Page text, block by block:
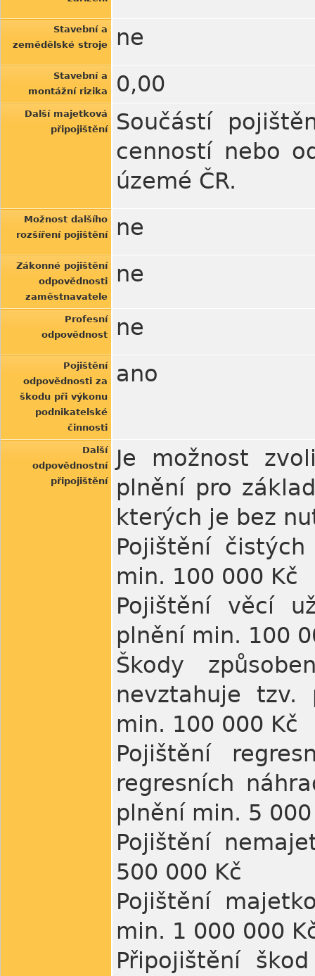
Stavební a
zemědělské stroje
ne
Stavební a
montážní rizika
0,00
Další majetková
připojištění
Součástí
cenností nebo
územé ČR.
Možnost dalšího
rozšíření pojištění
ne
Zákonné pojištění
odpovědnosti
zaměstnavatele
ne
Profesní
odpovědnost
ne
Pojištění
odpovědnosti za
škodu při výkonu
podnikatelské
činnosti
ano
Další
odpovědnostní
připojištění
Je možnost
plnění pro
kterých je bez
Pojištění
min. 100 000 Kč
Pojištění věcí
plnění min. 100
Škody
nevztahuje tzv.
min. 100 000 Kč
Pojištění
regresních
plnění min. 5
Pojištění
500 000 Kč
Pojištění
min. 1 000 000
Připojištění